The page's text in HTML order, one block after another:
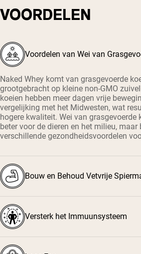
VOORDELEN
Voordelen van Wei van
Naked Whey komt van grasgevoerde
grootgebracht op kleine non-GMO
koeien hebben meer dagen vrije
vergelijking met het Midwesten, wat
hogere kwaliteit. Wei van grasgevoerde
beter voor de dieren en het milieu, maar
verschillende gezondheidsvoordelen
Bouw en Behoud Vetvrije
¹
Versterk het Immuunsysteem